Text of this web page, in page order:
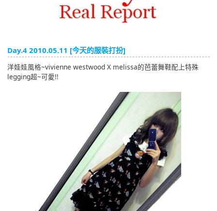
Day.4 2010.05.11 [今天的服裝打扮]
洋娃娃風格~vivienne westwood X melissa的芭蕾舞鞋配上特殊
legging超~可愛!!